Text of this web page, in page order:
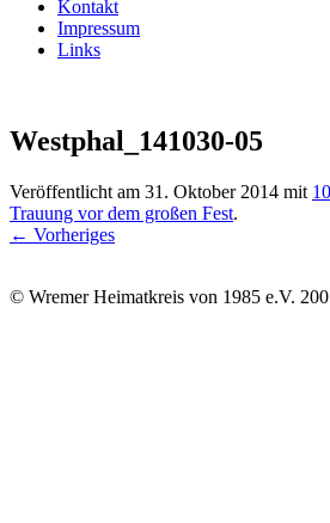
Kontakt
Impressum
Links
Westphal_141030-05
Veröffentlicht am 31. Oktober 2014 mit
Trauung vor dem großen Fest.
← Vorheriges
© Wremer Heimatkreis von 1985 e.V.